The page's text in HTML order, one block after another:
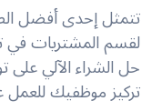
تتمثل إحدى أفضل
لقسم المشتريات في
حل الشراء الآلي على
تركيز موظفيك للعمل